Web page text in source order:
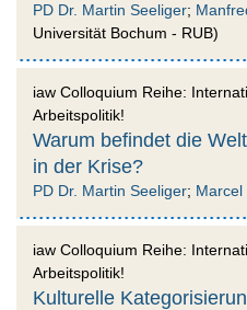
PD Dr. Martin Seeliger;
Universität Bochum - RUB)
iaw Colloquium Reihe:
Arbeitspolitik!
Warum befindet die
in der Krise?
PD Dr. Martin Seeliger; Marcel
iaw Colloquium Reihe:
Arbeitspolitik!
Kulturelle